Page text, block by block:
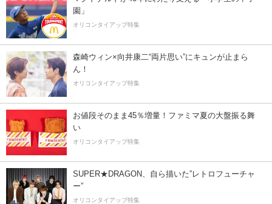
園」
オリコンタイアップ特集
森崎ウィン×向井康二“両片思い”にキュンが止まら
ん！
オリコンタイアップ特集
お値段そのまま45％増量！ファミマ夏の大盤振る舞
い
オリコンタイアップ特集
SUPER★DRAGON、自ら描いた”レトロフューチャ
ー”
オリコンタイアップ特集